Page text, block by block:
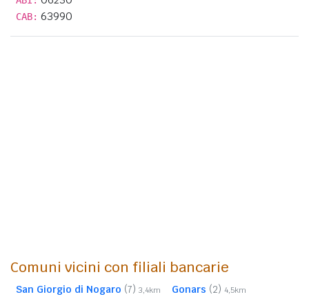
CAB: 63990
Comuni vicini con filiali bancarie
San Giorgio di Nogaro (7) 3,4km Gonars (2) 4,5km